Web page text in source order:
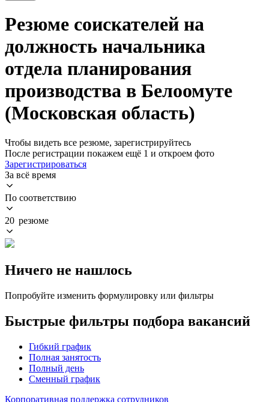
Резюме соискателей на
должность начальника
отдела планирования
производства в Белоомуте
(Московская область)
Чтобы видеть все резюме, зарегистрируйтесь
После регистрации покажем ещё 1 и откроем фото
Зарегистрироваться
За всё время
По соответствию
20 резюме
Ничего не нашлось
Попробуйте изменить формулировку или фильтры
Быстрые фильтры подбора вакансий
Гибкий график
Полная занятость
Полный день
Сменный график
Корпоративная поддержка сотрудников